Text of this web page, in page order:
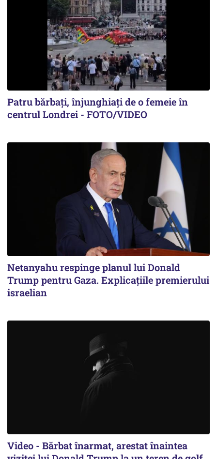
Patru bărbați, înjunghiați de o femeie în
centrul Londrei - FOTO/VIDEO
Netanyahu respinge planul lui Donald
Trump pentru Gaza. Explicațiile premierului
israelian
Video - Bărbat înarmat, arestat înaintea